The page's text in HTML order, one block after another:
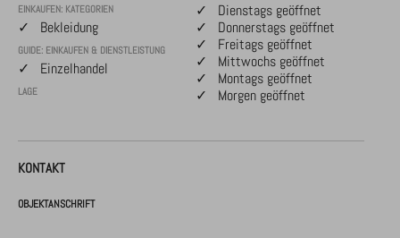
EINKAUFEN: KATEGORIEN
✓ Bekleidung
GUIDE: EINKAUFEN & DIENSTLEISTUNG
✓ Einzelhandel
LAGE
✓ Dienstags geöffnet
✓ Donnerstags geöffnet
✓ Freitags geöffnet
✓ Mittwochs geöffnet
✓ Montags geöffnet
✓ Morgen geöffnet
KONTAKT
OBJEKTANSCHRIFT